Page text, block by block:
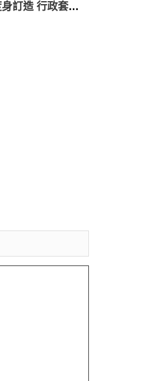
BS333 西裝度身訂造 行政套裝設計 套裝搭配 專營西裝公司 信用卡西裝